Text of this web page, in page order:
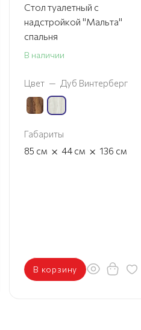
Стол туалетный с
надстройкой "Мальта"
спальня
В наличии
Цвет — Дуб Винтерберг
Габариты
85 см × 44 см × 136 см
В корзину